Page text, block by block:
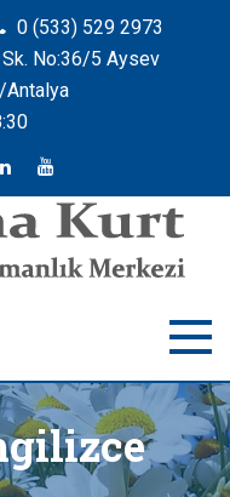
0 (533) 529 2973
Sk. No:36/5 Aysev
Antalya